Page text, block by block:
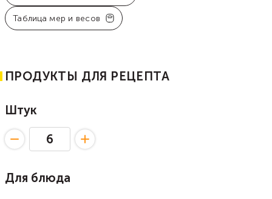
Таблица мер и весов
ПРОДУКТЫ ДЛЯ РЕЦЕПТА
Штук
Для блюда